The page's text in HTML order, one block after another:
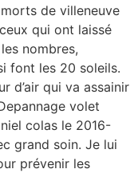
de villeneuve
qui ont laissé
nombres,
font les 20 soleils.
d’air qui va assainir
volet
colas le 2016-
grand soin. Je lui
prévenir les